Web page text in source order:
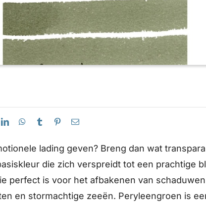
lading geven? Breng dan wat
die zich verspreidt tot een prachtige
perfect is voor het afbakenen van
en stormachtige zeeën. Peryleengroen is